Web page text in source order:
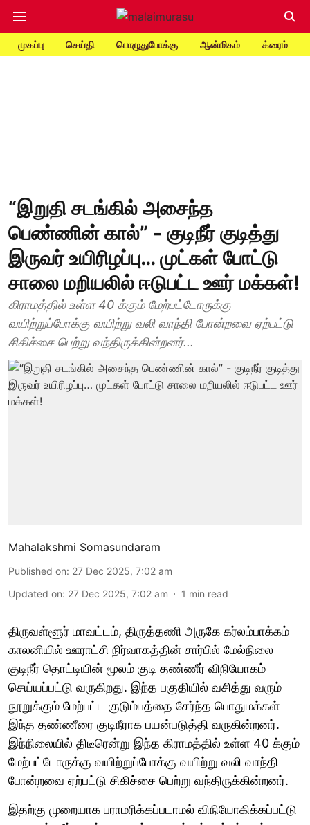
முகப்பு செய்தி பொழுதுபோக்கு ஆன்மிகம் க்ரைம்
“இறுதி சடங்கில் அசைந்த
பெண்ணின் கால்” - குடிநீர் குடித்து
இருவர் உயிரிழப்பு… முட்கள் போட்டு
சாலை மறியலில் ஈடுபட்ட ஊர் மக்கள்!
கிராமத்தில் உள்ள 40 க்கும் மேற்பட்டோருக்கு
வயிற்றுப்போக்கு வயிற்று வலி வாந்தி போன்றவை ஏற்பட்டு
சிகிச்சை பெற்று வந்திருக்கின்றனர்...
Mahalakshmi Somasundaram
Published on: 27 Dec 2025, 7:02 am
Updated on: 27 Dec 2025, 7:02 am 1 min read
திருவள்ளூர் மாவட்டம், திருத்தணி அருகே கர்லம்பாக்கம்
காலனியில் ஊராட்சி நிர்வாகத்தின் சார்பில் மேல்நிலை
குடிநீர் தொட்டியின் மூலம் குடி தண்ணீர் விநியோகம்
செய்யப்பட்டு வருகிறது. இந்த பகுதியில் வசித்து வரும்
நூறுக்கும் மேற்பட்ட குடும்பத்தை சேர்ந்த பொதுமக்கள்
இந்த தண்ணீரை குடிநீராக பயன்படுத்தி வருகின்றனர்.
இந்நிலையில் திடீரென்று இந்த கிராமத்தில் உள்ள 40 க்கும்
மேற்பட்டோருக்கு வயிற்றுப்போக்கு வயிற்று வலி வாந்தி
போன்றவை ஏற்பட்டு சிகிச்சை பெற்று வந்திருக்கின்றனர்.
இதற்கு முறையாக பராமரிக்கப்படாமல் விநியோகிக்கப்பட்டு